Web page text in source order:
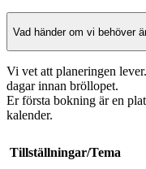
Vad händer om vi behöver
Vi vet att planeringen
dagar innan bröllopet.
Er första bokning är en
kalender.
Tillställningar/Tema